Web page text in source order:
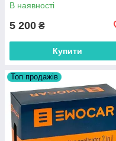
В наявності
5 200 ₴
Купити
Топ продажів